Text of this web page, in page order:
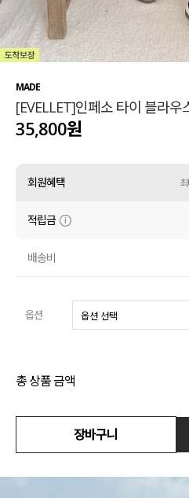
살안타템
110사이즈
티셔츠
셔츠
원피스
니트
MADE
[EVELLET]인페소 타이 블라우
35,800원
회원혜택
적립금
배송비
옵션
총 상품 금액
장바구니